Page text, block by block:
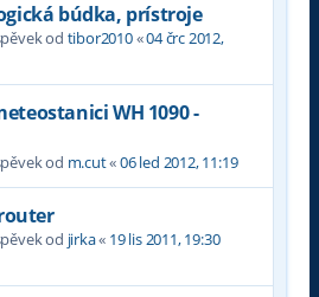
búdka, prístroje
od tibor2010«04 črc 2012,
WH 1090 -
od m.cut«06 led 2012, 11:19
od jirka« 19 lis 2011, 19:30